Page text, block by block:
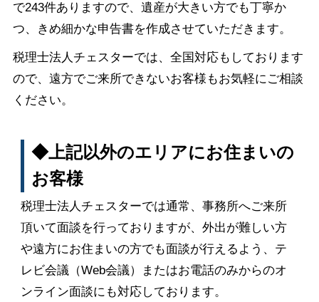
で243件ありますので、遺産が大きい方でも丁寧か
つ、きめ細かな申告書を作成させていただきます。
税理士法人チェスターでは、全国対応もしております
ので、遠方でご来所できないお客様もお気軽にご相談
ください。
◆上記以外のエリアにお住まいの
お客様
税理士法人チェスターでは通常、事務所へご来所
頂いて面談を行っておりますが、外出が難しい方
や遠方にお住まいの方でも面談が行えるよう、テ
レビ会議（Web会議）またはお電話のみからのオ
ンライン面談にも対応しております。